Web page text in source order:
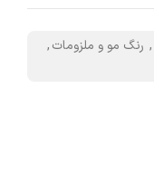
, رنگ مو و ملزومات,